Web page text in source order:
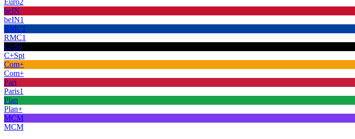
Euro2
beIN
beIN1
RMC1
RMC1
C+Sp
C+Spt
Com+
Com+
Pari
Paris1
Plan
Plan+
MCM
MCM